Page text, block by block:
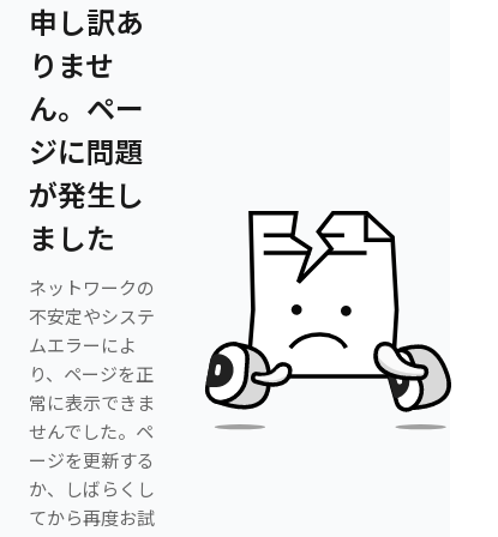
申し訳あ
りませ
ん。ペー
ジに問題
が発生し
ました
ネットワークの
不安定やシステ
ムエラーによ
り、ページを正
常に表示できま
せんでした。ペ
ージを更新する
か、しばらくし
てから再度お試